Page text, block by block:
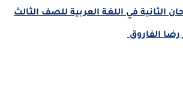
الثانية في اللغة العربية للصف الثالث